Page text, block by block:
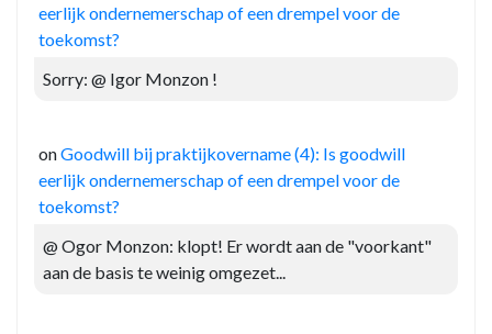
eerlijk ondernemerschap of een drempel voor de
toekomst?
Sorry: @ Igor Monzon !
onGoodwill bij praktijkovername (4): Is goodwill
eerlijk ondernemerschap of een drempel voor de
toekomst?
@ Ogor Monzon: klopt! Er wordt aan de "voorkant"
aan de basis te weinig omgezet...